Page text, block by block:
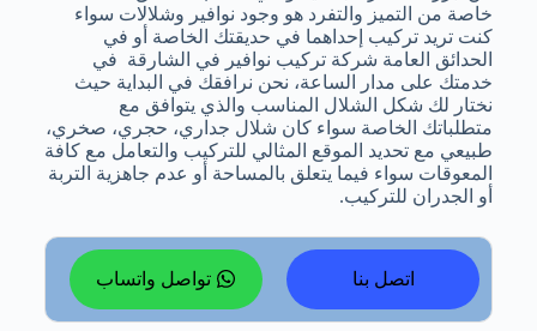
خاصة من التميز والتفرد هو وجود نوافير وشلالات سواء
كنت تريد تركيب إحداهما في حديقتك الخاصة أو في
الحدائق العامة شركة تركيب نوافير في الشارقة في
خدمتك على مدار الساعة، نحن نرافقك في البداية حيث
نختار لك شكل الشلال المناسب والذي يتوافق مع
متطلباتك الخاصة سواء كان شلال جداري، حجري، صخري،
طبيعي مع تحديد الموقع المثالي للتركيب والتعامل مع كافة
المعوقات سواء فيما يتعلق بالمساحة أو عدم جاهزية التربة
أو الجدران للتركيب.
اتصل بنا تواصل واتساب